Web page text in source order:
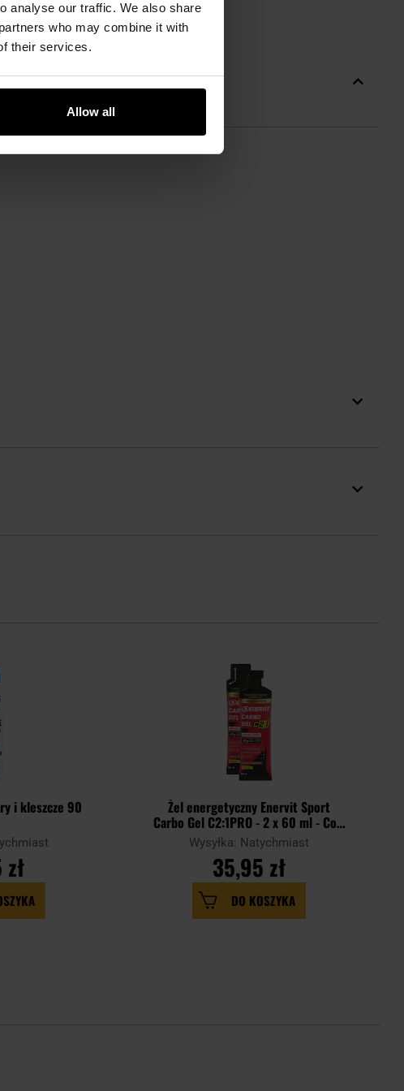
analyse our traffic. We also share
who may combine it with
their services.
Allow all
i kleszcze 90 Żel energetyczny Enervit Sport
Carbo Gel C2:1PRO - 2 x 60 ml - Cola
z kofeiną
Wysyłka: Natychmiast
35,95 zł
DO KOSZYKA